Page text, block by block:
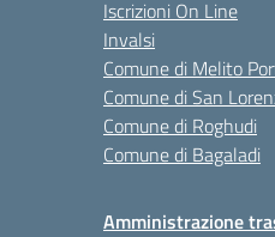
Iscrizioni On Line
Invalsi
Comune di Melito
Comune di San
Comune di Roghudi
Comune di Bagaladi
Amministrazione